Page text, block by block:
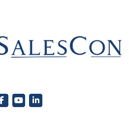
facebook
youtubelinkedin